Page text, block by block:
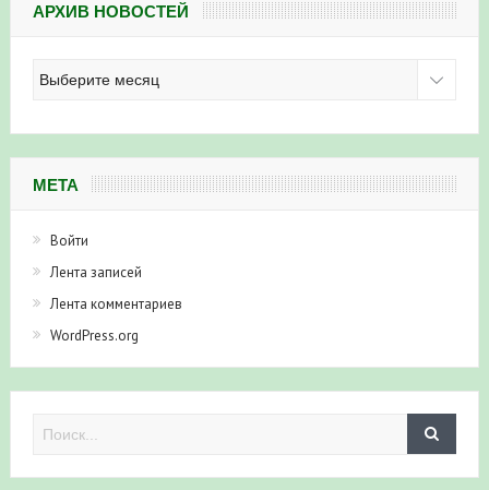
АРХИВ НОВОСТЕЙ
новостей
МЕТА
Войти
Лента записей
Лента комментариев
WordPress.org